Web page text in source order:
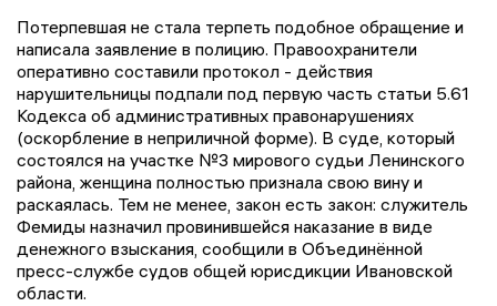
Потерпевшая не стала терпеть подобное обращение и
написала заявление в полицию. Правоохранители
оперативно составили протокол - действия
нарушительницы подпали под первую часть статьи 5.61
Кодекса об административных правонарушениях
(оскорбление в неприличной форме). В суде, который
состоялся на участке №3 мирового судьи Ленинского
района, женщина полностью признала свою вину и
раскаялась. Тем не менее, закон есть закон: служитель
Фемиды назначил провинившейся наказание в виде
денежного взыскания, сообщили в Объединённой
пресс-службе судов общей юрисдикции Ивановской
области.